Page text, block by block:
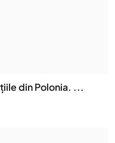
din Polonia. ...